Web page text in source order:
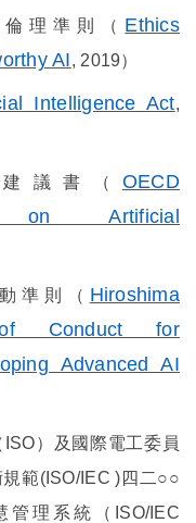
理準則（ Ethics
AI, 2019）
Intelligence Act,
議書（ OECD
on Artificial
準則（ Hiroshima
Conduct for
Advanced AI
ISO）及國際電工委員
範(ISO/IEC ) 四二○○
管理系統（ ISO/IEC